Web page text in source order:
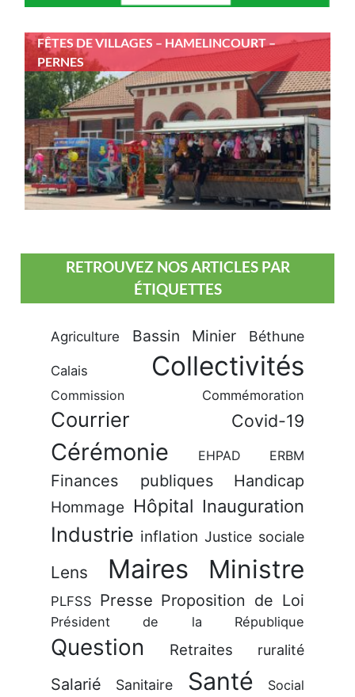
FÊTES DE VILLAGES – HAMELINCOURT –
PERNES
RETROUVEZ NOS ARTICLES PAR
ÉTIQUETTES
Agriculture Bassin Minier Béthune
Calais Collectivités
Commission Commémoration
Courrier Covid-19
Cérémonie EHPAD ERBM
Finances publiques Handicap
Hommage Hôpital Inauguration
Industrie inflation Justice sociale
Lens Maires Ministre
PLFSS Presse Proposition de Loi
Président de la République
Question Retraites ruralité
Salarié Sanitaire Santé Social